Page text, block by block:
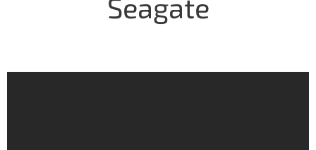
Seagate